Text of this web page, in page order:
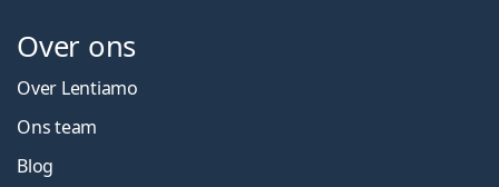
Over ons
Over Lentiamo
Ons team
Blog